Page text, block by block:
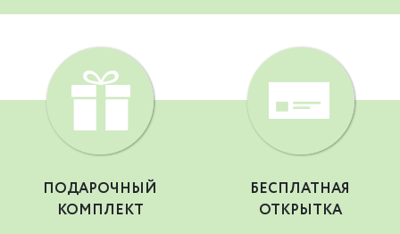
ПОДАРОЧНЫЙ
КОМПЛЕКТ
БЕСПЛАТНАЯ
ОТКРЫТКА